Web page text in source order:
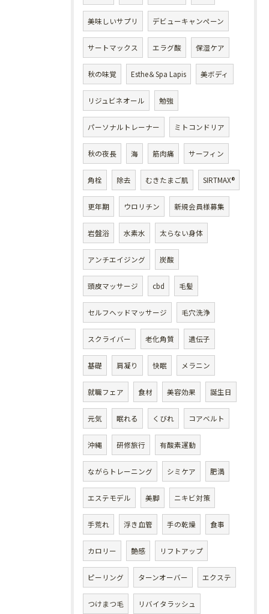
美味しいサプリ デビューキャンペーン
サートマックス エラグ酸 保湿ケア
秋の味覚 Esthe＆Spa Lapis 美ボディ
リジュビネオール 勉強
パーソナルトレーナー ミトコンドリア
秋の夜長 海 筋肉痛 サーフィン
角栓 除去 むきたまご肌 SIRTMAX®
更年期 ウロリチン 新規会員様募集
岩盤浴 水素水 太らない身体
アンチエイジング 炭酸
頭皮マッサージ cbd 毛髪
セルフヘッドマッサージ 毛穴洗浄
スクライバー 老化角質 遺伝子
基礎 肩凝り 快眠 メラニン
就職フェア 食材 美容効果 誕生日
元気 眠れる くびれ コアベルト
沖縄 研修旅行 有酸素運動
ながらトレーニング シミケア 肥満
エステモデル 美脚 ニキビ対策
手荒れ 浮き血管 手の乾燥 食事
カロリー 艶感 リフトアップ
ピーリング ターンオーバー エクステ
つけまつ毛 リバイタラッシュ